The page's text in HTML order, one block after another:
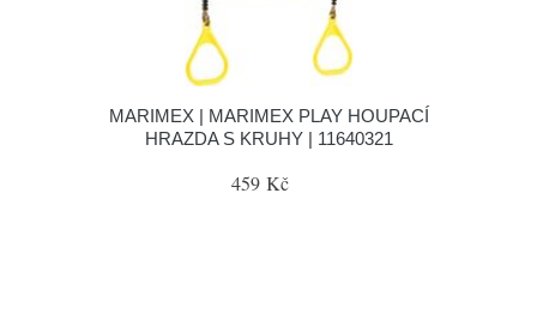
MARIMEX | MARIMEX PLAY HOUPACÍ
HRAZDA S KRUHY | 11640321
459 Kč